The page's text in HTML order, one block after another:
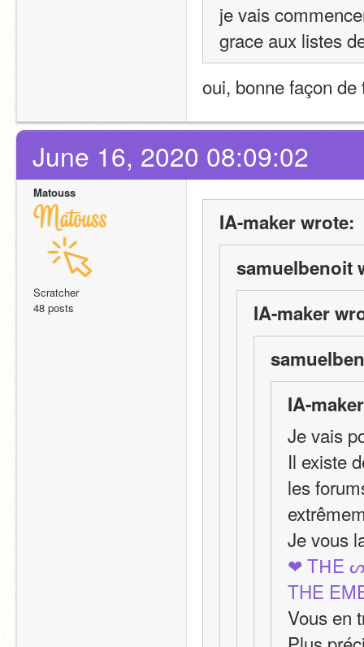
je vais
grace aux listes
oui, bonne façon
June 16, 2020 08:09:02
Matouss
Scratcher
48 posts
IA-maker wrote:
samuelbenoit
IA-maker
IA-
Je vais
Il existe
les
Je vous
❤ TᕼE
THE
Vous en